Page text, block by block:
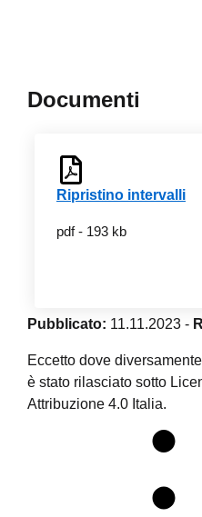
Documenti
Ripristino intervalli
pdf - 193 kb
Pubblicato: 11.11.2023 -
Eccetto dove
è stato rilasciato sotto
Attribuzione 4.0 Italia.